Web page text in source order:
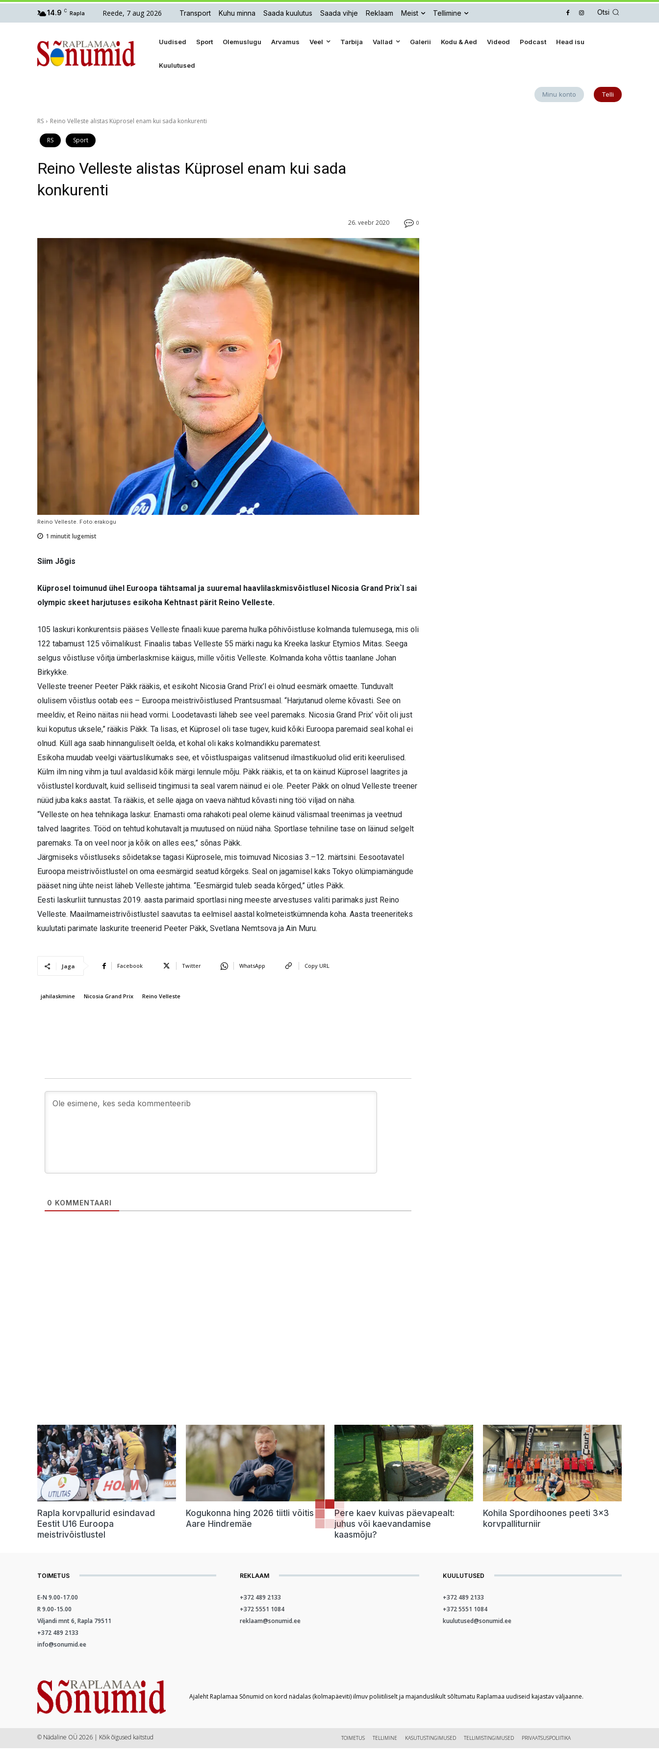
14.9 C Rapla Reede, 7 aug 2026 Transport Kuhu minna Saada kuulutus Saada vihje Reklaam Meist Tellimine Otsi
Uudised Sport Olemuslugu Arvamus Veel Tarbija Vallad Galerii Kodu & Aed Videod Podcast Head isu
Kuulutused
Minu konto Telli
RS Reino Velleste alistas Küprosel enam kui sada konkurenti
RS Sport
Reino Velleste alistas Küprosel enam kui sada
konkurenti
0
26. veebr 2020
Reino Velleste. Foto:erakogu
1 minutit lugemist
Siim Jõgis
Küprosel toimunud ühel Euroopa tähtsamal ja suuremal haavlilaskmisvõistlusel Nicosia Grand Prix`l sai
olympic skeet harjutuses esikoha Kehtnast pärit Reino Velleste.
105 laskuri konkurentsis pääses Velleste finaali kuue parema hulka põhivõistluse kolmanda tulemusega, mis oli
122 tabamust 125 võimalikust. Finaalis tabas Velleste 55 märki nagu ka Kreeka laskur Etymios Mitas. Seega
selgus võistluse võitja ümberlaskmise käigus, mille võitis Velleste. Kolmanda koha võttis taanlane Johan
Birkykke.
Velleste treener Peeter Päkk rääkis, et esikoht Nicosia Grand Prix’l ei olnud eesmärk omaette. Tunduvalt
olulisem võistlus ootab ees – Euroopa meistrivõistlused Prantsusmaal. “Harjutanud oleme kõvasti. See on
meeldiv, et Reino näitas nii head vormi. Loodetavasti läheb see veel paremaks. Nicosia Grand Prix’ võit oli just
kui koputus uksele,” rääkis Päkk. Ta lisas, et Küprosel oli tase tugev, kuid kõiki Euroopa paremaid seal kohal ei
olnud. Küll aga saab hinnanguliselt öelda, et kohal oli kaks kolmandikku parematest.
Esikoha muudab veelgi väärtuslikumaks see, et võistluspaigas valitsenud ilmastikuolud olid eriti keerulised.
Külm ilm ning vihm ja tuul avaldasid kõik märgi lennule mõju. Päkk rääkis, et ta on käinud Küprosel laagrites ja
võistlustel korduvalt, kuid selliseid tingimusi ta seal varem näinud ei ole. Peeter Päkk on olnud Velleste treener
nüüd juba kaks aastat. Ta rääkis, et selle ajaga on vaeva nähtud kõvasti ning töö viljad on näha.
“Velleste on hea tehnikaga laskur. Enamasti oma rahakoti peal oleme käinud välismaal treenimas ja veetnud
talved laagrites. Tööd on tehtud kohutavalt ja muutused on nüüd näha. Sportlase tehniline tase on läinud selgelt
paremaks. Ta on veel noor ja kõik on alles ees,” sõnas Päkk.
Järgmiseks võistluseks sõidetakse tagasi Küprosele, mis toimuvad Nicosias 3.–12. märtsini. Eesootavatel
Euroopa meistrivõistlustel on oma eesmärgid seatud kõrgeks. Seal on jagamisel kaks Tokyo olümpiamängude
pääset ning ühte neist läheb Velleste jahtima. “Eesmärgid tuleb seada kõrged,” ütles Päkk.
Eesti laskurliit tunnustas 2019. aasta parimaid sportlasi ning meeste arvestuses valiti parimaks just Reino
Velleste. Maailmameistrivõistlustel saavutas ta eelmisel aastal kolmeteistkümnenda koha. Aasta treeneriteks
kuulutati parimate laskurite treenerid Peeter Päkk, Svetlana Nemtsova ja Ain Muru.
Jaga Facebook Twitter WhatsApp Copy URL
jahilaskmine Nicosia Grand Prix Reino Velleste
0 KOMMENTAARI
Rapla korvpallurid esindavad
Eestit U16 Euroopa
meistrivõistlustel
Kogukonna hing 2026 tiitli võitis
Aare Hindremäe
Pere kaev kuivas päevapealt:
juhus või kaevandamise
kaasmõju?
Kohila Spordihoones peeti 3×3
korvpalliturniir